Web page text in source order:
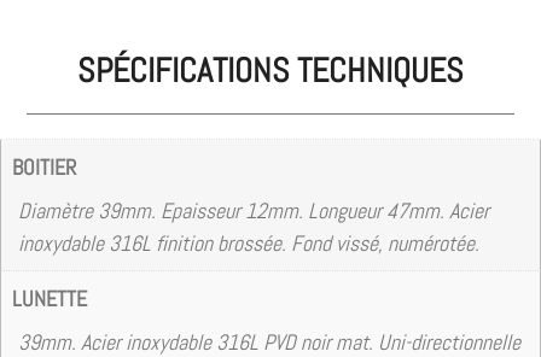
SPÉCIFICATIONS TECHNIQUES
BOITIER
Diamètre 39mm. Epaisseur 12mm. Longueur 47mm. Acier
inoxydable 316L finition brossée. Fond vissé, numérotée.
LUNETTE
39mm. Acier inoxydable 316L PVD noir mat. Uni-directionnelle